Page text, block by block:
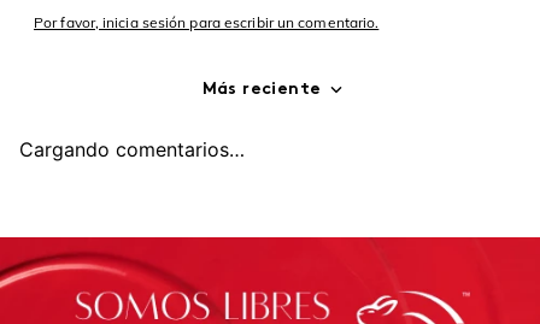
Por favor, inicia sesión para escribir un comentario.
Más reciente
Cargando comentarios…